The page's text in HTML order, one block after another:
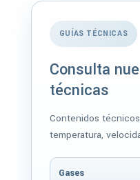
GUÍAS TÉCNICAS
Consulta
técnicas
Contenidos
temperatura,
Gases